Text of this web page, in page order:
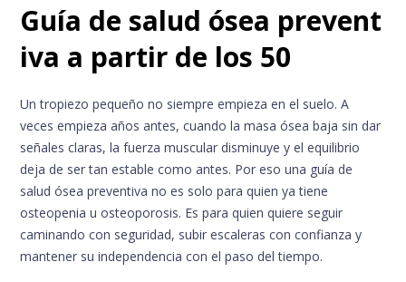
Guía de salud ósea prevent
iva a partir de los 50
Un tropiezo pequeño no siempre empieza en el suelo. A
veces empieza años antes, cuando la masa ósea baja sin dar
señales claras, la fuerza muscular disminuye y el equilibrio
deja de ser tan estable como antes. Por eso una guía de
salud ósea preventiva no es solo para quien ya tiene
osteopenia u osteoporosis. Es para quien quiere seguir
caminando con seguridad, subir escaleras con confianza y
mantener su independencia con el paso del tiempo.